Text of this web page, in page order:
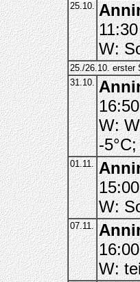
25.10.
W:
25./26.10. erster
31.10.
W:
-
01.11.
W:
07.11.
W: